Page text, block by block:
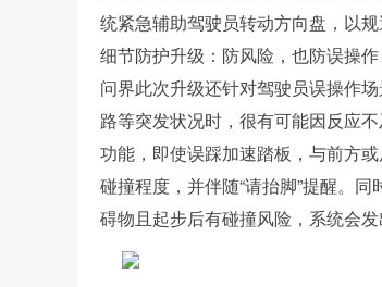
统紧急辅助驾驶员转动方向盘，以
细节防护升级：防风险，也防误操作
问界此次升级还针对驾驶员误操作
路等突发状况时，很有可能因反应
功能，即使误踩加速踏板，与前方
碰撞程度，并伴随“请抬脚”提醒。
碍物且起步后有碰撞风险，系统会发